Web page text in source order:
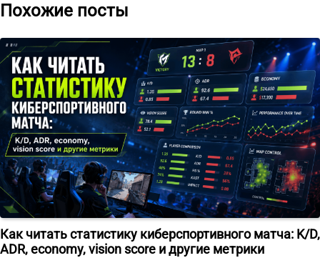
Похожие посты
Как читать статистику киберспортивного матча: K/D,
ADR, economy, vision score и другие метрики